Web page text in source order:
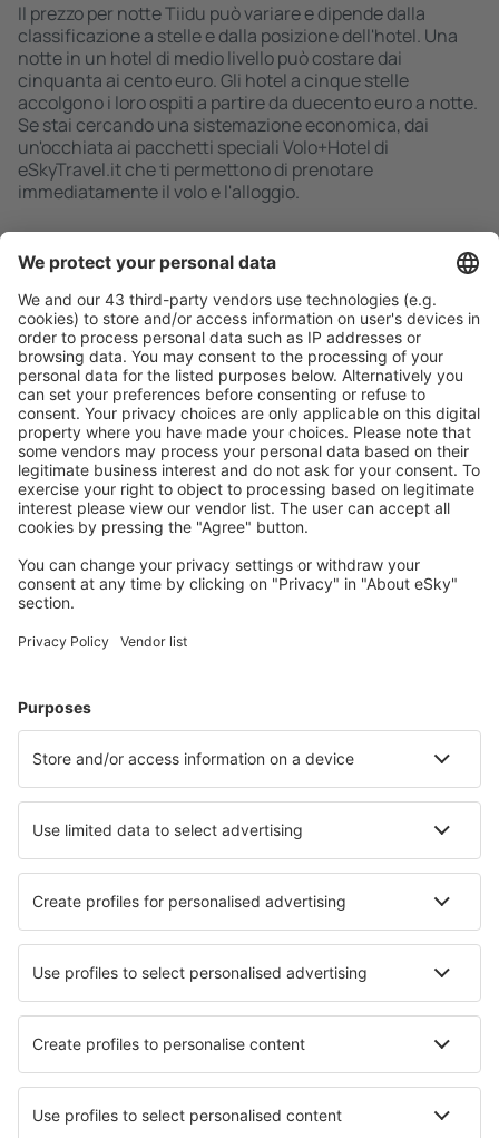
Il prezzo per notte Tiidu può variare e dipende dalla
classificazione a stelle e dalla posizione dell'hotel. Una
notte in un hotel di medio livello può costare dai
cinquanta ai cento euro. Gli hotel a cinque stelle
accolgono i loro ospiti a partire da duecento euro a notte.
Se stai cercando una sistemazione economica, dai
un'occhiata ai pacchetti speciali Volo+Hotel di
eSkyTravel.it che ti permettono di prenotare
immediatamente il volo e l'alloggio.
Ricerca rapida e semplice
Offerta su misura per le tue aspettative.
Pianifica in sicurezza
Prenotazione senza pensieri con possibilità di
cancellazione gratuita.
Risparmia di più
Prezzi attraenti e offerte speciali per gli utenti registrati.
L’alloggio che ti piace
appartamenti e altri.
Hotel in Estonia - Città popolari
Hotel a Tallinn Hotel in Narva
Hotel in Haapsalu Hotel in Pärnu Hotel in Rakvere
Hotel Laitse
Hotel in Saint-Chartier Hotel in Chillicothe